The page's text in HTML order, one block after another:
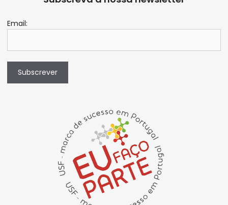
Email:
Subscrever